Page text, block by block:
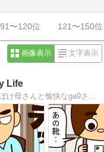
91〜120位 121〜150位
画像表示 文字表示
Life